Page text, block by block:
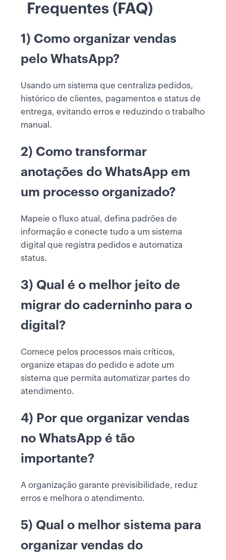
Frequentes (FAQ)
1) Como organizar vendas
pelo WhatsApp?
Usando um sistema que centraliza pedidos,
histórico de clientes, pagamentos e status de
entrega, evitando erros e reduzindo o trabalho
manual.
2) Como transformar
anotações do WhatsApp em
um processo organizado?
Mapeie o fluxo atual, defina padrões de
informação e conecte tudo a um sistema
digital que registra pedidos e automatiza
status.
3) Qual é o melhor jeito de
migrar do caderninho para o
digital?
Comece pelos processos mais críticos,
organize etapas do pedido e adote um
sistema que permita automatizar partes do
atendimento.
4) Por que organizar vendas
no WhatsApp é tão
importante?
A organização garante previsibilidade, reduz
erros e melhora o atendimento.
5) Qual o melhor sistema para
organizar vendas do